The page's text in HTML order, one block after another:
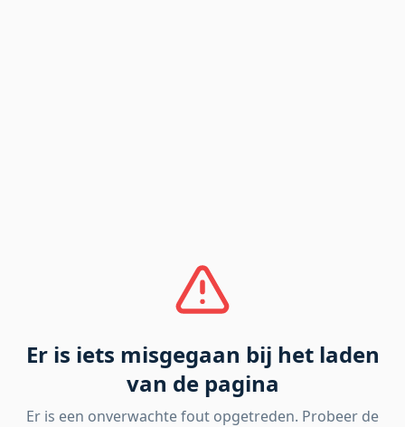
Er is iets misgegaan bij het laden
van de pagina
Er is een onverwachte fout opgetreden. Probeer de